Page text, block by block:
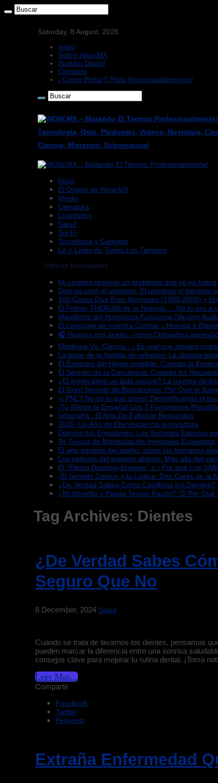
Saturday, 8 August, 2026
Inicio
Sobre Wow.MX
Sudoku Diario!
Contacto
¿Como Podar? Poda Responsablemente!
Tecnologia, Ocio, Picdumps, Videos, Nostalgia,
Ciencia, Misterios, Sobrenatural
Inicio
El Origen de Wow.MX
Miedo
Literatura
Loopholes
Salud
Sci-Fi
Tecnologia y Gadgets
Lo + Leido de Todos Los Tiempos
Ultimas Novedades
Mi cerebro resolvió un problema que yo ya
Dios no creó el universo. El universo ni siquiera
100 Cosas Que Eran Normales (1980-2005) y
El Primer THERIAN de la Historia…..No lo vas a
Manifiesto del Humorista Funcional (Version
El Lenguaje de nuestra Cocina: ¿Huevos o
🎧 Huevos con aceite : cómo Chihuahua
Mitología Vs. Ciencia : ¿Es real que alguien
La base de tu botella de refresco: La disputa
El Espectro del Héroe Invisible: Cuando la
El Secreto de la Conciencia: Cuando los
¿El inglés tiene un lado oscuro? La trampa de
El Gran Secreto de Buscaminas: Por Qué el
¡¿PNL? No es lo que crees! Desmitificando el
¡Tu Mente te Engaña! Los 7 Fenómenos
Infografía : El Arte De Fabricar Recuerdos
2025: Un Año de Efervescencia Innovadora
Domina tus Emociones: Los Secretos Estoicos
34 Trucos de Manipulación Inmorales
El arte perdido del sueño: cómo los humanos
Los peligros del espacio abierto: Más allá del
El “Efecto Dunning-Krugger” o ¿Por qué Los
¡El Sentido Común y la Lógica: Dos Caras de la
¿De Verdad Sabes Cómo Cepillarte los Dientes?
¿Mi Abuelita y Papás Tenían Razón? 🤔 Por
Tag Archives: Dientes
¿De Verdad Sabes
Seguro Que No
8 December, 2024 Salud
Cuando se trata de lavarnos los dientes, pensamos
pueden marcar la diferencia entre una sonrisa
consejos clave para mejorar tu rutina dental. ¡Toma
Leer Mas...
Compartir
Facebook
Twitter
Pinterest
Extraña Enfermedad